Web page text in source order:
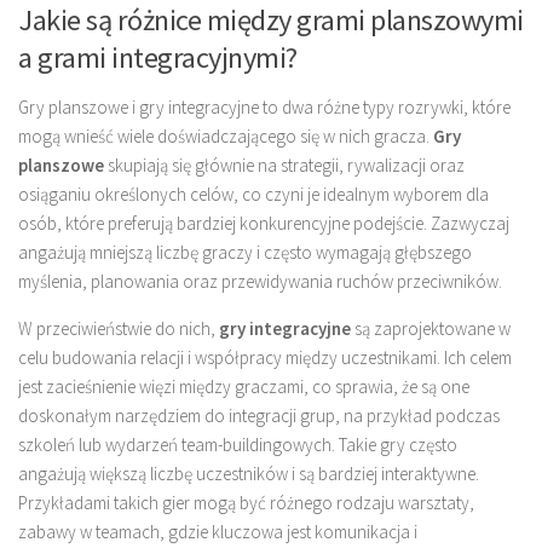
Jakie są różnice między grami planszowymi
a grami integracyjnymi?
Gry planszowe i gry integracyjne to dwa różne typy rozrywki, które
mogą wnieść wiele doświadczającego się w nich gracza. Gry
planszowe skupiają się głównie na strategii, rywalizacji oraz
osiąganiu określonych celów, co czyni je idealnym wyborem dla
osób, które preferują bardziej konkurencyjne podejście. Zazwyczaj
angażują mniejszą liczbę graczy i często wymagają głębszego
myślenia, planowania oraz przewidywania ruchów przeciwników.
W przeciwieństwie do nich, gry integracyjne są zaprojektowane w
celu budowania relacji i współpracy między uczestnikami. Ich celem
jest zacieśnienie więzi między graczami, co sprawia, że są one
doskonałym narzędziem do integracji grup, na przykład podczas
szkoleń lub wydarzeń team-buildingowych. Takie gry często
angażują większą liczbę uczestników i są bardziej interaktywne.
Przykładami takich gier mogą być różnego rodzaju warsztaty,
zabawy w teamach, gdzie kluczowa jest komunikacja i